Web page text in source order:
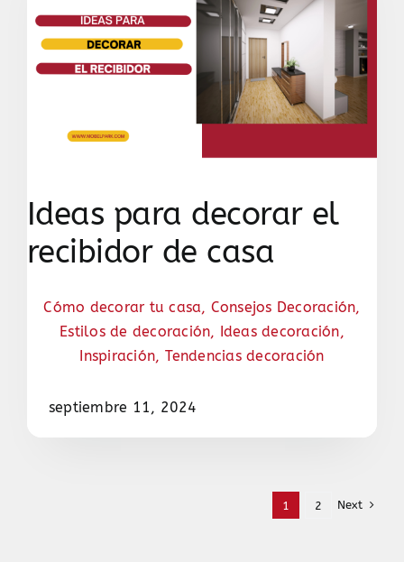
Ideas para decorar el
recibidor de casa
Cómo decorar tu casa, Consejos Decoración,
Estilos de decoración, Ideas decoración,
Inspiración, Tendencias decoración
septiembre 11, 2024
1 2 Next